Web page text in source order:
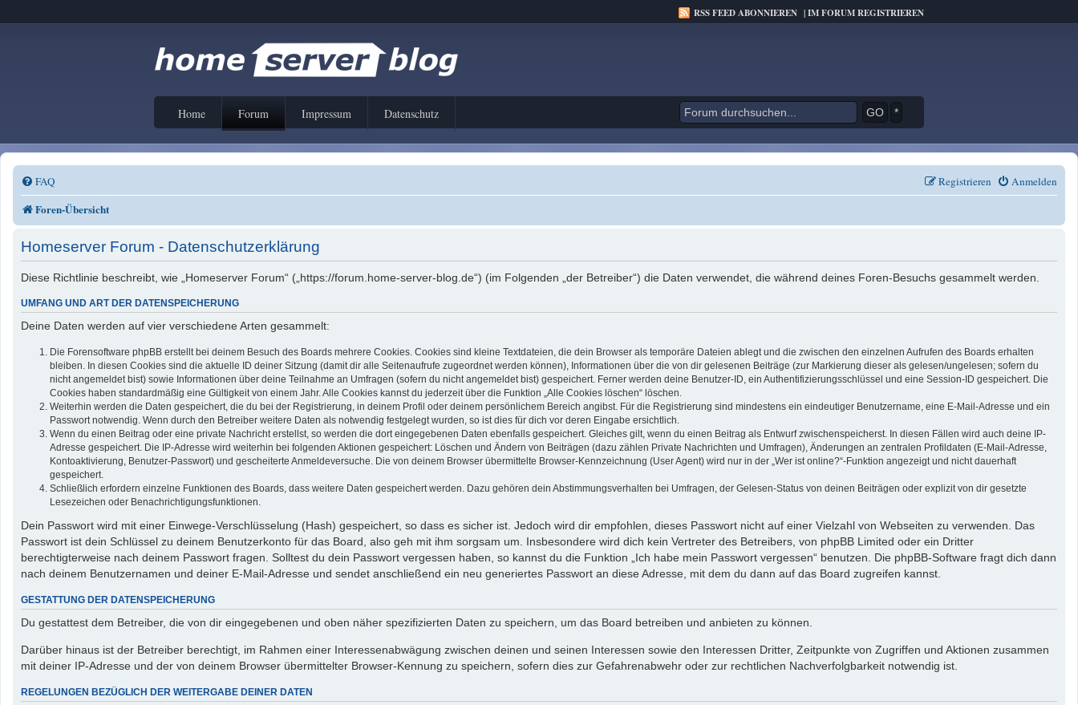
RSS FEED ABONNIEREN |IM FORUM REGISTRIEREN
Home Forum Impressum Datenschutz *
FAQ Anmelden
Registrieren
Foren-Übersicht
Homeserver Forum - Datenschutzerklärung
Diese Richtlinie beschreibt, wie „Homeserver Forum“ („https://forum.home-server-blog.de“) (im Folgenden „der Betreiber“) die Daten verwendet, die während deines Foren-Besuchs gesammelt werden.
UMFANG UND ART DER DATENSPEICHERUNG
Deine Daten werden auf vier verschiedene Arten gesammelt:
Die Forensoftware phpBB erstellt bei deinem Besuch des Boards mehrere Cookies. Cookies sind kleine Textdateien, die dein Browser als temporäre Dateien ablegt und die zwischen den einzelnen Aufrufen des Boards erhalten
bleiben. In diesen Cookies sind die aktuelle ID deiner Sitzung (damit dir alle Seitenaufrufe zugeordnet werden können), Informationen über die von dir gelesenen Beiträge (zur Markierung dieser als gelesen/ungelesen; sofern du
nicht angemeldet bist) sowie Informationen über deine Teilnahme an Umfragen (sofern du nicht angemeldet bist) gespeichert. Ferner werden deine Benutzer-ID, ein Authentifizierungsschlüssel und eine Session-ID gespeichert. Die
Cookies haben standardmäßig eine Gültigkeit von einem Jahr. Alle Cookies kannst du jederzeit über die Funktion „Alle Cookies löschen“ löschen.
Weiterhin werden die Daten gespeichert, die du bei der Registrierung, in deinem Profil oder deinem persönlichem Bereich angibst. Für die Registrierung sind mindestens ein eindeutiger Benutzername, eine E-Mail-Adresse und ein
Passwort notwendig. Wenn durch den Betreiber weitere Daten als notwendig festgelegt wurden, so ist dies für dich vor deren Eingabe ersichtlich.
Wenn du einen Beitrag oder eine private Nachricht erstellst, so werden die dort eingegebenen Daten ebenfalls gespeichert. Gleiches gilt, wenn du einen Beitrag als Entwurf zwischenspeicherst. In diesen Fällen wird auch deine IP-
Adresse gespeichert. Die IP-Adresse wird weiterhin bei folgenden Aktionen gespeichert: Löschen und Ändern von Beiträgen (dazu zählen Private Nachrichten und Umfragen), Änderungen an zentralen Profildaten (E-Mail-Adresse,
Kontoaktivierung, Benutzer-Passwort) und gescheiterte Anmeldeversuche. Die von deinem Browser übermittelte Browser-Kennzeichnung (User Agent) wird nur in der „Wer ist online?“-Funktion angezeigt und nicht dauerhaft
gespeichert.
Schließlich erfordern einzelne Funktionen des Boards, dass weitere Daten gespeichert werden. Dazu gehören dein Abstimmungsverhalten bei Umfragen, der Gelesen-Status von deinen Beiträgen oder explizit von dir gesetzte
Lesezeichen oder Benachrichtigungsfunktionen.
Dein Passwort wird mit einer Einwege-Verschlüsselung (Hash) gespeichert, so dass es sicher ist. Jedoch wird dir empfohlen, dieses Passwort nicht auf einer Vielzahl von Webseiten zu verwenden. Das
Passwort ist dein Schlüssel zu deinem Benutzerkonto für das Board, also geh mit ihm sorgsam um. Insbesondere wird dich kein Vertreter des Betreibers, von phpBB Limited oder ein Dritter
berechtigterweise nach deinem Passwort fragen. Solltest du dein Passwort vergessen haben, so kannst du die Funktion „Ich habe mein Passwort vergessen“ benutzen. Die phpBB-Software fragt dich dann
nach deinem Benutzernamen und deiner E-Mail-Adresse und sendet anschließend ein neu generiertes Passwort an diese Adresse, mit dem du dann auf das Board zugreifen kannst.
GESTATTUNG DER DATENSPEICHERUNG
Du gestattest dem Betreiber, die von dir eingegebenen und oben näher spezifizierten Daten zu speichern, um das Board betreiben und anbieten zu können.
Darüber hinaus ist der Betreiber berechtigt, im Rahmen einer Interessenabwägung zwischen deinen und seinen Interessen sowie den Interessen Dritter, Zeitpunkte von Zugriffen und Aktionen zusammen
mit deiner IP-Adresse und der von deinem Browser übermittelter Browser-Kennung zu speichern, sofern dies zur Gefahrenabwehr oder zur rechtlichen Nachverfolgbarkeit notwendig ist.
REGELUNGEN BEZÜGLICH DER WEITERGABE DEINER DATEN